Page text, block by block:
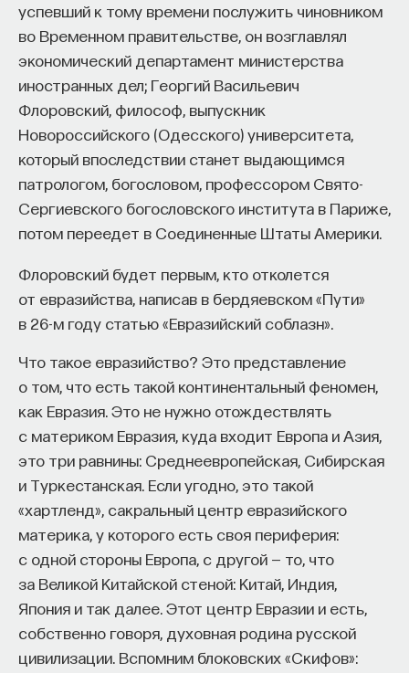
успевший к тому времени послужить чиновником
во Временном правительстве, он возглавлял
экономический департамент министерства
иностранных дел; Георгий Васильевич
Флоровский, философ, выпускник
Новороссийского (Одесского) университета,
который впоследствии станет выдающимся
патрологом, богословом, профессором Свято-
Сергиевского богословского института в Париже,
потом переедет в Соединенные Штаты Америки.
Флоровский будет первым, кто отколется
от евразийства, написав в бердяевском «Пути»
в 26-м году статью «Евразийский соблазн».
Что такое евразийство? Это представление
о том, что есть такой континентальный феномен,
как Евразия. Это не нужно отождествлять
с материком Евразия, куда входит Европа и Азия,
это три равнины: Среднеевропейская, Сибирская
и Туркестанская. Если угодно, это такой
«хартленд», сакральный центр евразийского
материка, у которого есть своя периферия:
с одной стороны Европа, с другой — то, что
за Великой Китайской стеной: Китай, Индия,
Япония и так далее. Этот центр Евразии и есть,
собственно говоря, духовная родина русской
цивилизации. Вспомним блоковских «Скифов»:
Образование работает дольше,
чем кажется
«Тема кажется простой: мы определяем цели,
движемся к ним — и дальше все должно
работать. Но в реальности с целеполаганием все
намного сложнее. Проблема не только
во временном разрыве, когда результат должен
проявиться через несколько лет. Ключевой
момент, когда выпускник выходит на работу, —
тогда все только начинается. Дальше человек
адаптируется и еще много лет пользуется тем,
долго он опирается на свое первое образование,
а о десятилетиях».
У университета четыре цели
«Мы выделили четыре идеологии образования.
Первая — развитие и трансляция
дисциплинарного знания, где в центре находится
само знание, а не человек и не рынок труда.
Вторая — формирование определенного типа
человека, например человека, способного
к сложному мышлению. Третья — развитие